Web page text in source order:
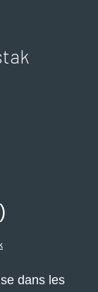
dans les